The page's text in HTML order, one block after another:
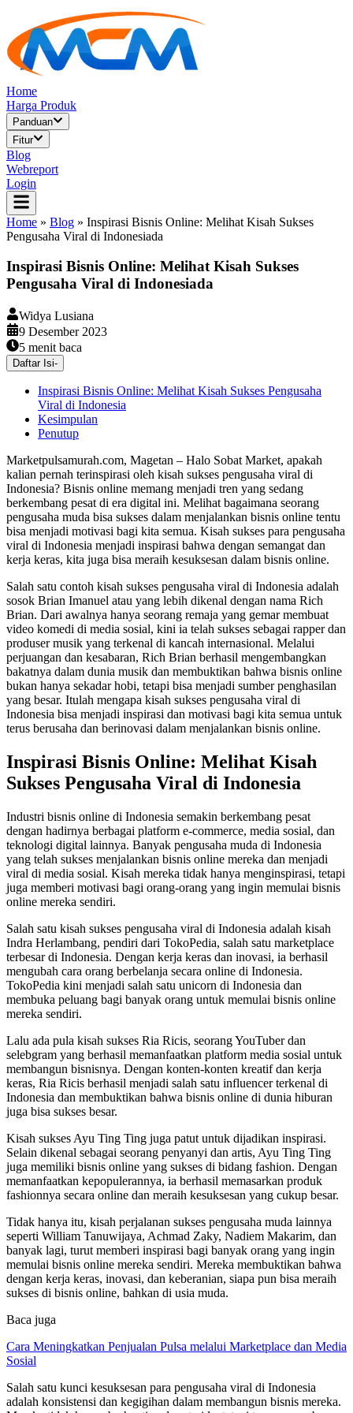
Home
Harga Produk
Panduan
Fitur
Blog
Webreport
Login
Home » Blog » Inspirasi Bisnis Online: Melihat Kisah Sukses
Pengusaha Viral di Indonesiada
Inspirasi Bisnis Online: Melihat Kisah Sukses
Pengusaha Viral di Indonesiada
Widya Lusiana
9 Desember 2023
5 menit baca
Daftar Isi-
Inspirasi Bisnis Online: Melihat Kisah Sukses Pengusaha
Viral di Indonesia
Kesimpulan
Penutup
Marketpulsamurah.com, Magetan – Halo Sobat Market, apakah
kalian pernah terinspirasi oleh kisah sukses pengusaha viral di
Indonesia? Bisnis online memang menjadi tren yang sedang
berkembang pesat di era digital ini. Melihat bagaimana seorang
pengusaha muda bisa sukses dalam menjalankan bisnis online tentu
bisa menjadi motivasi bagi kita semua. Kisah sukses para pengusaha
viral di Indonesia menjadi inspirasi bahwa dengan semangat dan
kerja keras, kita juga bisa meraih kesuksesan dalam bisnis online.
Salah satu contoh kisah sukses pengusaha viral di Indonesia adalah
sosok Brian Imanuel atau yang lebih dikenal dengan nama Rich
Brian. Dari awalnya hanya seorang remaja yang gemar membuat
video komedi di media sosial, kini ia telah sukses sebagai rapper dan
produser musik yang terkenal di kancah internasional. Melalui
perjuangan dan kesabaran, Rich Brian berhasil mengembangkan
bakatnya dalam dunia musik dan membuktikan bahwa bisnis online
bukan hanya sekadar hobi, tetapi bisa menjadi sumber penghasilan
yang besar. Itulah mengapa kisah sukses pengusaha viral di
Indonesia bisa menjadi inspirasi dan motivasi bagi kita semua untuk
terus berusaha dan berinovasi dalam menjalankan bisnis online.
Inspirasi Bisnis Online: Melihat Kisah
Sukses Pengusaha Viral di Indonesia
Industri bisnis online di Indonesia semakin berkembang pesat
dengan hadirnya berbagai platform e-commerce, media sosial, dan
teknologi digital lainnya. Banyak pengusaha muda di Indonesia
yang telah sukses menjalankan bisnis online mereka dan menjadi
viral di media sosial. Kisah mereka tidak hanya menginspirasi, tetapi
juga memberi motivasi bagi orang-orang yang ingin memulai bisnis
online mereka sendiri.
Salah satu kisah sukses pengusaha viral di Indonesia adalah kisah
Indra Herlambang, pendiri dari TokoPedia, salah satu marketplace
terbesar di Indonesia. Dengan kerja keras dan inovasi, ia berhasil
mengubah cara orang berbelanja secara online di Indonesia.
TokoPedia kini menjadi salah satu unicorn di Indonesia dan
membuka peluang bagi banyak orang untuk memulai bisnis online
mereka sendiri.
Lalu ada pula kisah sukses Ria Ricis, seorang YouTuber dan
selebgram yang berhasil memanfaatkan platform media sosial untuk
membangun bisnisnya. Dengan konten-konten kreatif dan kerja
keras, Ria Ricis berhasil menjadi salah satu influencer terkenal di
Indonesia dan membuktikan bahwa bisnis online di dunia hiburan
juga bisa sukses besar.
Kisah sukses Ayu Ting Ting juga patut untuk dijadikan inspirasi.
Selain dikenal sebagai seorang penyanyi dan artis, Ayu Ting Ting
juga memiliki bisnis online yang sukses di bidang fashion. Dengan
memanfaatkan kepopulerannya, ia berhasil memasarkan produk
fashionnya secara online dan meraih kesuksesan yang cukup besar.
Tidak hanya itu, kisah perjalanan sukses pengusaha muda lainnya
seperti William Tanuwijaya, Achmad Zaky, Nadiem Makarim, dan
banyak lagi, turut memberi inspirasi bagi banyak orang yang ingin
memulai bisnis online mereka sendiri. Mereka membuktikan bahwa
dengan kerja keras, inovasi, dan keberanian, siapa pun bisa meraih
sukses di bisnis online, bahkan di usia muda.
Baca juga
Cara Meningkatkan Penjualan Pulsa melalui Marketplace dan Media
Sosial
Salah satu kunci kesuksesan para pengusaha viral di Indonesia
adalah konsistensi dan kegigihan dalam membangun bisnis mereka.